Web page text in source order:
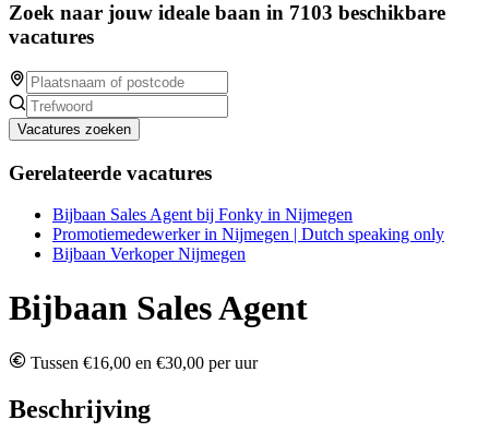
Zoek naar jouw ideale baan in 7103 beschikbare
vacatures
Vacatures zoeken
Gerelateerde vacatures
Bijbaan Sales Agent bij Fonky in Nijmegen
Promotiemedewerker in Nijmegen | Dutch speaking only
Bijbaan Verkoper Nijmegen
Bijbaan Sales Agent
Tussen €16,00 en €30,00 per uur
Beschrijving